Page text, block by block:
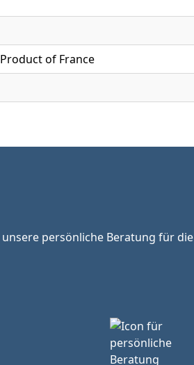
of France
persönliche Beratung für die